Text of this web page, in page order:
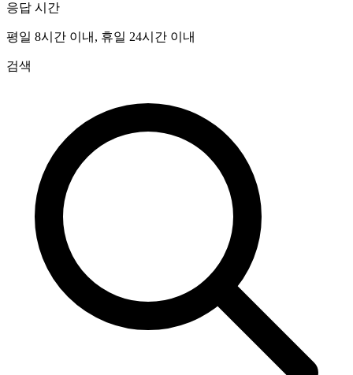
응답 시간
평일 8시간 이내, 휴일 24시간 이내
검색